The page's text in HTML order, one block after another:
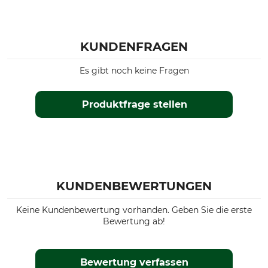
KUNDENFRAGEN
Produktfrage stellen
Es gibt noch keine Fragen
KUNDENBEWERTUNGEN
Keine Kundenbewertung vorhanden. Geben Sie die erste
Bewertung ab!
Bewertung verfassen